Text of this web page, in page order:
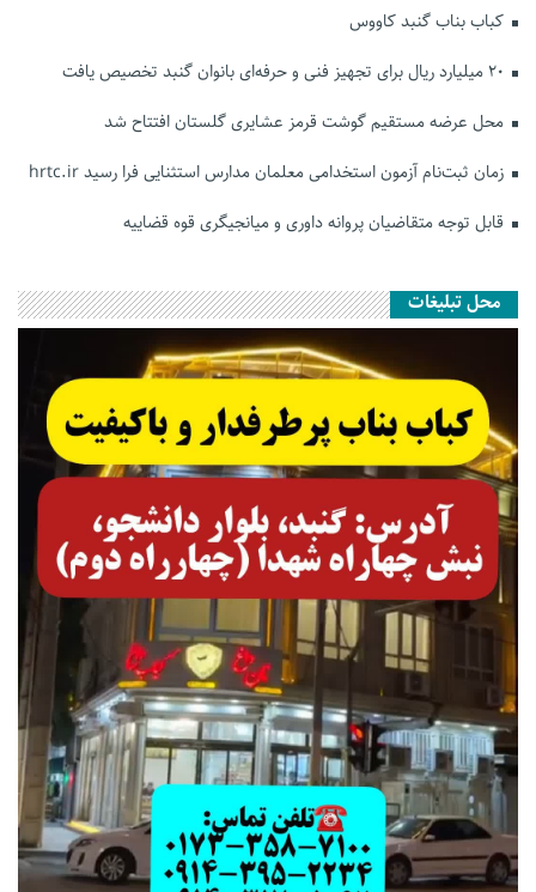
کباب بناب گنبد کاووس
محل عرضه مستقیم گوشت قرمز عشایری گلستان افتتاح شد
زمان ثبت‌نام آزمون استخدامی معلمان مدارس استثنایی فرا رسید hrtc.ir
قابل توجه متقاضیان پروانه داوری و میانجیگری قوه قضاییه
محل تبلیغات